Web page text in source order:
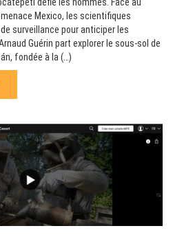
Mexico, les scientifiques
surveillance pour anticiper les
Guérin part explorer le sous-sol de
fondée à la (…)